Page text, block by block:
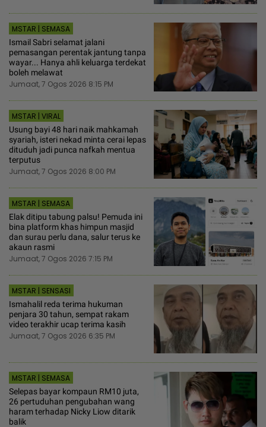
MSTAR | SEMASA
Ismail Sabri selamat jalani
pemasangan perentak jantung tanpa
wayar... Hanya ahli keluarga terdekat
boleh melawat
Jumaat, 7 Ogos 2026 8:15 PM
MSTAR | VIRAL
Usung bayi 48 hari naik mahkamah
syariah, isteri nekad minta cerai lepas
dituduh jadi punca nafkah mentua
terputus
Jumaat, 7 Ogos 2026 8:00 PM
MSTAR | SEMASA
Elak ditipu tabung palsu! Pemuda ini
bina platform khas himpun masjid
dan surau perlu dana, salur terus ke
akaun rasmi
Jumaat, 7 Ogos 2026 7:15 PM
MSTAR | SENSASI
Ismahalil reda terima hukuman
penjara 30 tahun, sempat rakam
video terakhir ucap terima kasih
Jumaat, 7 Ogos 2026 6:35 PM
MSTAR | SEMASA
Selepas bayar kompaun RM10 juta,
26 pertuduhan pengubahan wang
haram terhadap Nicky Liow ditarik
balik